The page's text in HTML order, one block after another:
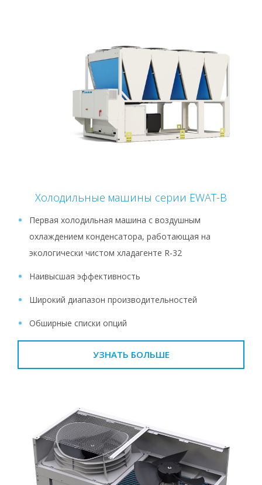
Холодильные машины серии EWAT-B
Первая холодильная машина с воздушным
охлаждением конденсатора, работающая на
экологически чистом хладагенте R-32
Наивысшая эффективность
Широкий диапазон производительностей
Обширные списки опций
УЗНАТЬ БОЛЬШЕ